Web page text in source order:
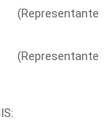
(Representante
(Representante